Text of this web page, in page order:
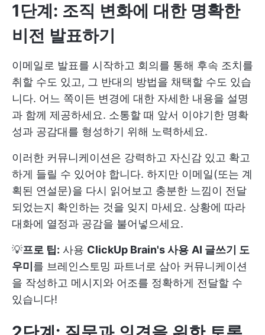
1단계: 조직 변화에 대한 명확한
비전 발표하기
이메일로 발표를 시작하고 회의를 통해 후속 조치를
취할 수도 있고, 그 반대의 방법을 채택할 수도 있습
니다. 어느 쪽이든 변경에 대한 자세한 내용을 설명
과 함께 제공하세요. 소통할 때 앞서 이야기한 명확
성과 공감대를 형성하기 위해 노력하세요.
이러한 커뮤니케이션은 강력하고 자신감 있고 확고
하게 들릴 수 있어야 합니다. 하지만 이메일(또는 계
획된 연설문)을 다시 읽어보고 충분한 느낌이 전달
되었는지 확인하는 것을 잊지 마세요. 상황에 따라
대화에 열정과 공감을 불어넣으세요.
💡프로 팁: 사용 ClickUp Brain's 사용 AI 글쓰기 도
우미 를 브레인스토밍 파트너로 삼아 커뮤니케이션
을 작성하고 메시지와 어조를 정확하게 전달할 수
있습니다!